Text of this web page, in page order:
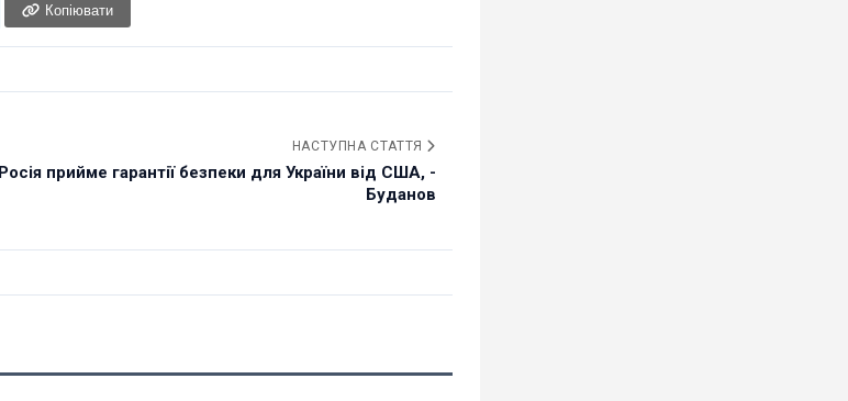
Копіювати
НАСТУПНА СТАТТЯ
Росія прийме гарантії безпеки для України від США, -
Буданов